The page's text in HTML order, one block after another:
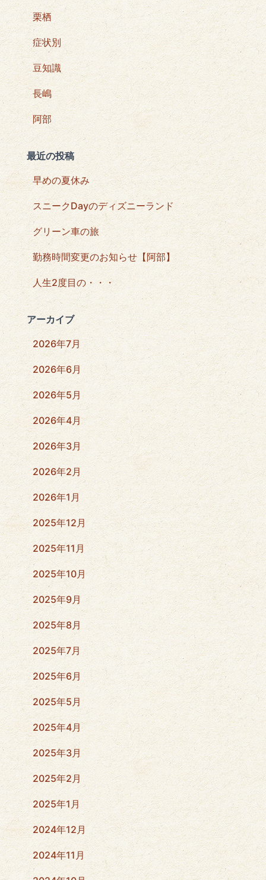
栗栖
症状別
豆知識
長嶋
阿部
最近の投稿
早めの夏休み
スニークDayのディズニーランド
グリーン車の旅
勤務時間変更のお知らせ【阿部】
人生2度目の・・・
アーカイブ
2026年7月
2026年6月
2026年5月
2026年4月
2026年3月
2026年2月
2026年1月
2025年12月
2025年11月
2025年10月
2025年9月
2025年8月
2025年7月
2025年6月
2025年5月
2025年4月
2025年3月
2025年2月
2025年1月
2024年12月
2024年11月